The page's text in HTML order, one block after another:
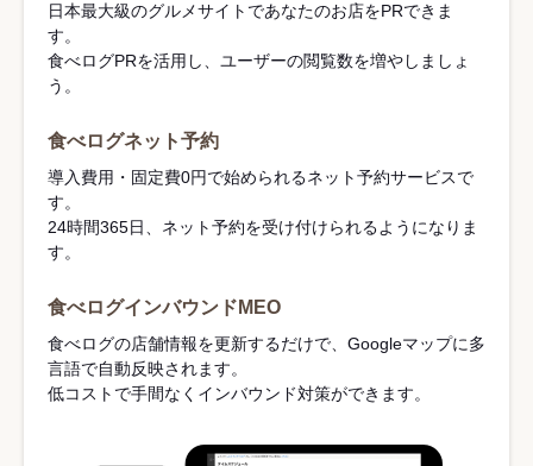
日本最大級のグルメサイトであなたのお店をPRできま
す。
食べログPRを活用し、ユーザーの閲覧数を増やしましょ
う。
食べログネット予約
導入費用・固定費0円で始められるネット予約サービスで
す。
24時間365日、ネット予約を受け付けられるようになりま
す。
食べログインバウンドMEO
食べログの店舗情報を更新するだけで、Googleマップに多
言語で自動反映されます。
低コストで手間なくインバウンド対策ができます。